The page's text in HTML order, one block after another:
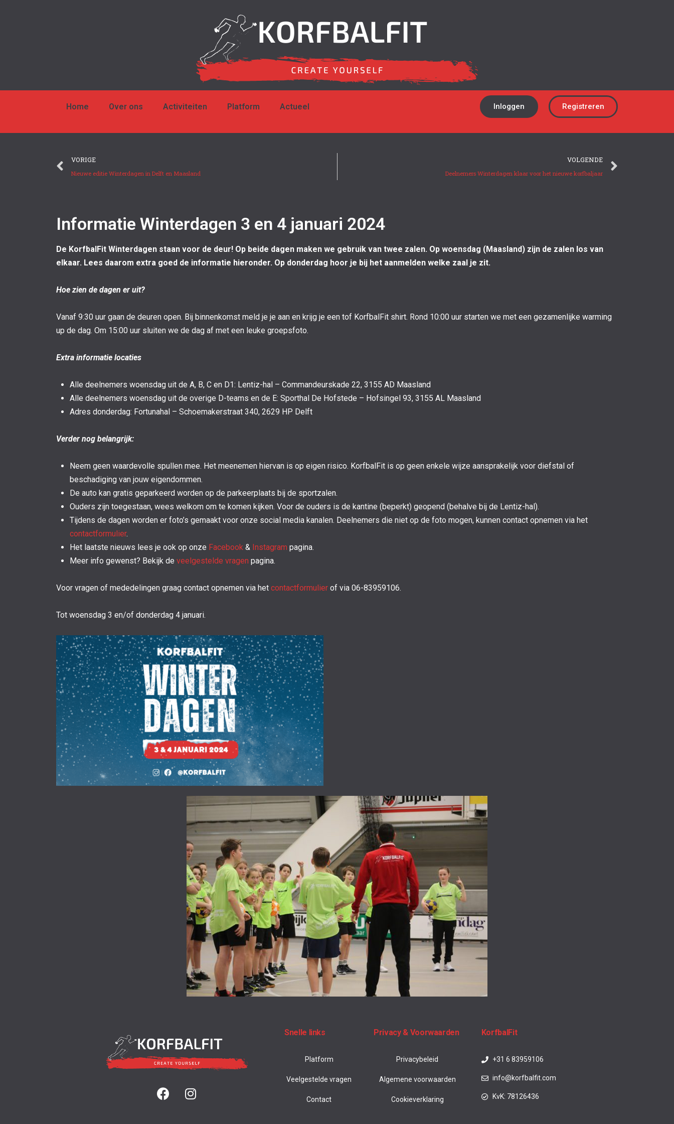
Home Over ons Activiteiten Platform Actueel Inloggen Registreren
VORIGE
Nieuwe editie Winterdagen in Delft en Maasland
VOLGENDE
Deelnemers Winterdagen klaar voor het nieuwe korfbaljaar
Informatie Winterdagen 3 en 4 januari 2024
De KorfbalFit Winterdagen staan voor de deur! Op beide dagen maken we gebruik van twee zalen. Op woensdag (Maasland) zijn de zalen los van
elkaar. Lees daarom extra goed de informatie hieronder. Op donderdag hoor je bij het aanmelden welke zaal je zit.
Hoe zien de dagen er uit?
Vanaf 9:30 uur gaan de deuren open. Bij binnenkomst meld je je aan en krijg je een tof KorfbalFit shirt. Rond 10:00 uur starten we met een gezamenlijke warming
up de dag. Om 15:00 uur sluiten we de dag af met een leuke groepsfoto.
Extra informatie locaties
Alle deelnemers woensdag uit de A, B, C en D1: Lentiz-hal – Commandeurskade 22, 3155 AD Maasland
Alle deelnemers woensdag uit de overige D-teams en de E: Sporthal De Hofstede – Hofsingel 93, 3155 AL Maasland
Adres donderdag: Fortunahal – Schoemakerstraat 340, 2629 HP Delft
Verder nog belangrijk:
Neem geen waardevolle spullen mee. Het meenemen hiervan is op eigen risico. KorfbalFit is op geen enkele wijze aansprakelijk voor diefstal of
beschadiging van jouw eigendommen.
De auto kan gratis geparkeerd worden op de parkeerplaats bij de sportzalen.
Ouders zijn toegestaan, wees welkom om te komen kijken. Voor de ouders is de kantine (beperkt) geopend (behalve bij de Lentiz-hal).
Tijdens de dagen worden er foto’s gemaakt voor onze social media kanalen. Deelnemers die niet op de foto mogen, kunnen contact opnemen via het
contactformulier.
Het laatste nieuws lees je ook op onze Facebook & Instagram pagina.
Meer info gewenst? Bekijk de veelgestelde vragen pagina.
Voor vragen of mededelingen graag contact opnemen via het contactformulier of via 06-83959106.
Tot woensdag 3 en/of donderdag 4 januari.
Snelle links
Platform
Veelgestelde vragen
Contact
Privacy & Voorwaarden
Privacybeleid
Algemene voorwaarden
Cookieverklaring
KorfbalFit
+31 6 83959106
info@korfbalfit.com
KvK: 78126436